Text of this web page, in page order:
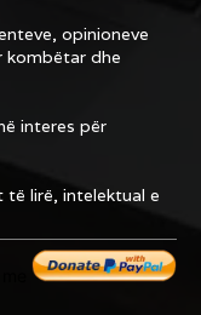
opinioneve
kombëtar dhe
interes për
të lirë, intelektual e